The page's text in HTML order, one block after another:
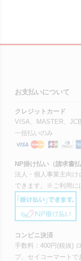
お支払いについて
クレジットカード
VISA、MASTER、
一括払いのみ
NP掛け払い（請求書払
法人・個人事業主向
できます。※ご利用に
コンビニ決済
手数料：400円(税抜)
プ、セイコーマートで